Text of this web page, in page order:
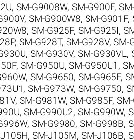
, SM-G9008W, SM-G900F,
, SM-G900W8, SM-G901F,
, SM-G925F, SM-G925I,
, SM-G928T, SM-G928V, SM-
, SM-G930V, SM-G930VL,
, SM-G950U, SM-G950U1 ,
, SM-G9650, SM-G965F,
, SM-G973W, SM-G9750,
, SM-G981W, SM-G985F,
, SM-G990U2, SM-G990W,
, SM-G9980, SM-G998B,
, SM-J105M, SM-J106B,